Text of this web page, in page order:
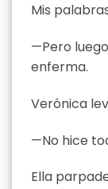
Mis
—Pero
enferma.
Verónica
—No hice
Ella